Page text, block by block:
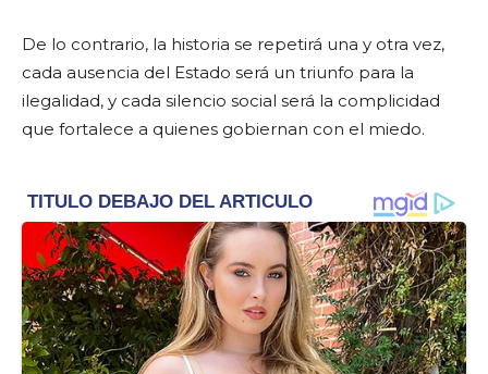
De lo contrario, la historia se repetirá una y otra vez,
cada ausencia del Estado será un triunfo para la
ilegalidad, y cada silencio social será la complicidad
que fortalece a quienes gobiernan con el miedo.